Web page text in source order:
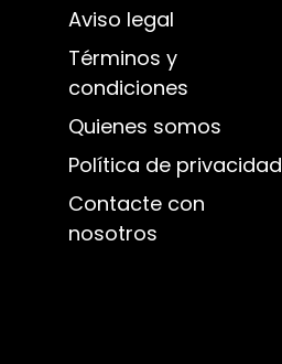
Aviso legal
Términos y
condiciones
Quienes somos
Política de privacidad
Contacte con
nosotros